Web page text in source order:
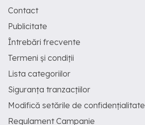
Contact
Publicitate
Întrebări frecvente
Termeni și condiții
Lista categoriilor
Siguranța tranzacțiilor
Modifică setările de confidențialitate
Regulament Campanie